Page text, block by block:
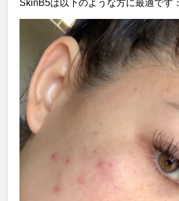
SkinB5は以下のような方に最適です：